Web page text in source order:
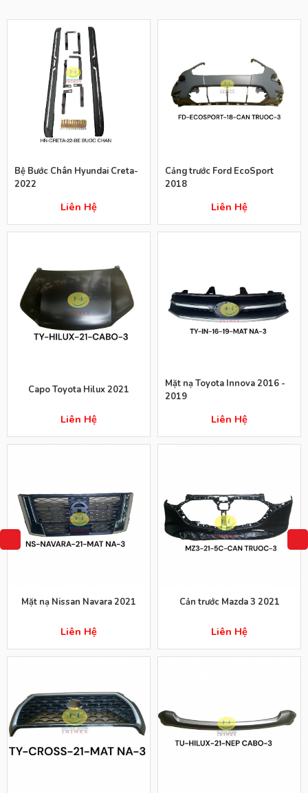
Bệ Bước Chân Hyundai Creta-
2022
Liên Hệ
Cảng trước Ford EcoSport
2018
Liên Hệ
Capo Toyota Hilux 2021
Liên Hệ
Mặt nạ Toyota Innova 2016 -
2019
Liên Hệ
Mặt nạ Nissan Navara 2021
Liên Hệ
Cản trước Mazda 3 2021
Liên Hệ